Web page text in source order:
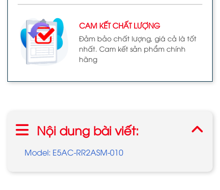
CAM KẾT CHẤT LƯỢNG
Đảm bảo chất lượng, giá cả là tốt
nhất. Cam kết sản phẩm chính
hãng
Nội dung bài viết:
Model: E5AC-RR2ASM-010